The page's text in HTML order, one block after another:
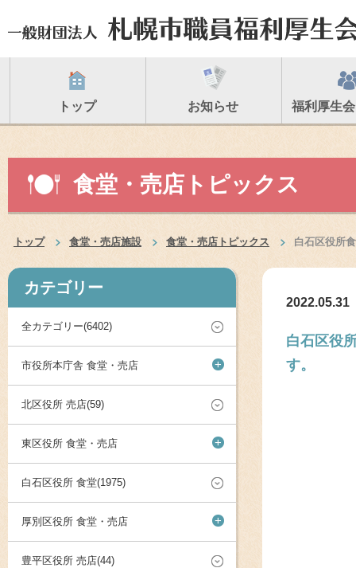
トップ お知らせ 福利厚生
食堂・売店トピックス
トップ 食堂・売店施設 食堂・売店トピックス 白石区役所
カテゴリー
全カテゴリー(6402)
市役所本庁舎 食堂・売店 +
北区役所 売店(59)
東区役所 食堂・売店 +
白石区役所 食堂(1975)
厚別区役所 食堂・売店 +
豊平区役所 売店(44)
2022.05.31
白石区役
す。